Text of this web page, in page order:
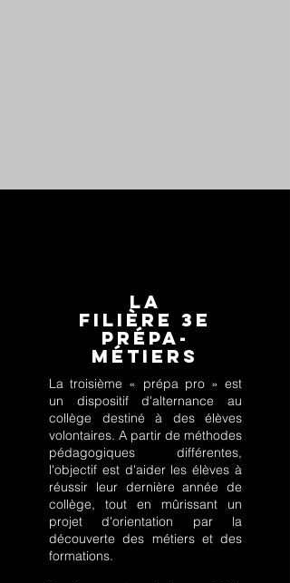
LA
FILIÈRE 3e
PRÉPA-
MÉTIERS
La troisième « prépa pro » est
un dispositif d'alternance au
collège destiné à des élèves
volontaires. A partir de méthodes
pédagogiques différentes,
l'objectif est d'aider les élèves à
réussir leur dernière année de
collège, tout en mûrissant un
projet d'orientation par la
découverte des métiers et des
formations.